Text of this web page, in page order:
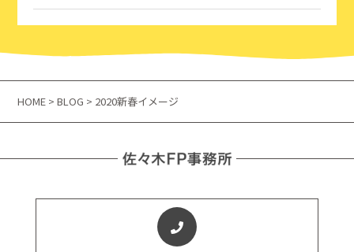
HOME >BLOG > 2020新春イメージ